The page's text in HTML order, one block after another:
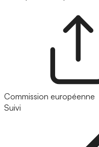
Commission européenne
Suivi